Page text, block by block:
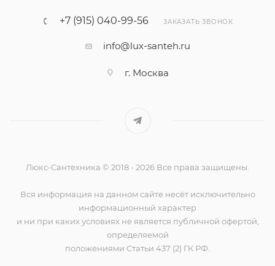
+7 (915) 040-99-56 ЗАКАЗАТЬ ЗВОНОК
info@lux-santeh.ru
г. Москва
Люкс-Сантехника © 2018 - 2026 Все права защищены.
Вся информация на данном сайте несёт исключительно
информационный характер
и ни при каких условиях не является публичной офертой,
определяемой
положениями Статьи 437 (2) ГК РФ.